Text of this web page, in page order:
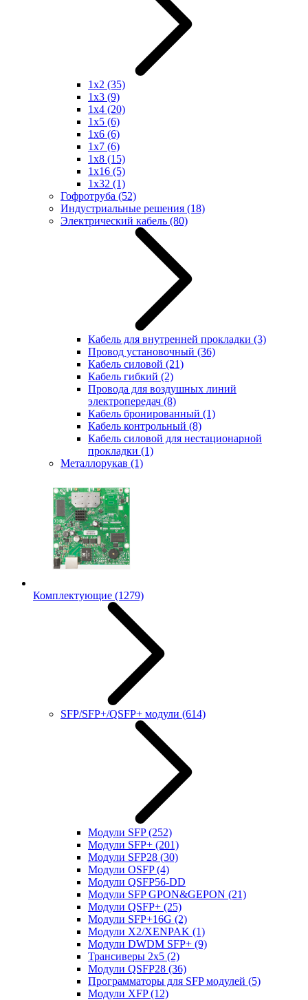
1x2 (35)
1x3 (9)
1x4 (20)
1x5 (6)
1x6 (6)
1x7 (6)
1x8 (15)
1x16 (5)
1x32 (1)
Гофротруба (52)
Индустриальные решения (18)
Электрический кабель (80)
Кабель для внутренней прокладки (3)
Провод установочный (36)
Кабель силовой (21)
Кабель гибкий (2)
Провода для воздушных линий
электропередач (8)
Кабель бронированный (1)
Кабель контрольный (8)
Кабель силовой для нестационарной
прокладки (1)
Металлорукав (1)
Комплектующие (1279)
SFP/SFP+/QSFP+ модули (614)
Модули SFP(252)
Модули SFP+ (201)
Модули SFP28 (30)
Модули OSFP(4)
Модули QSFP56-DD
Модули SFP GPON&GEPON (21)
Модули QSFP+ (25)
Модули SFP+16G (2)
Модули X2/XENPAK (1)
Модули DWDM SFP+ (9)
Трансиверы 2x5 (2)
Модули QSFP28 (36)
Программаторы для SFP модулей (5)
Модули XFP(12)